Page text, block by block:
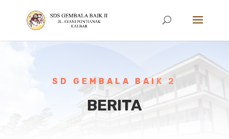
SD GEMBALA BAIK 2
BERITA